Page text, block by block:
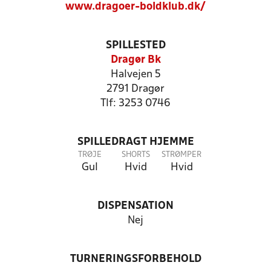
www.dragoer-boldklub.dk/
SPILLESTED
Dragør Bk
Halvejen 5
2791 Dragør
Tlf: 3253 0746
SPILLEDRAGT HJEMME
TRØJE
Gul
SHORTS
Hvid
STRØMPER
Hvid
DISPENSATION
Nej
TURNERINGSFORBEHOLD